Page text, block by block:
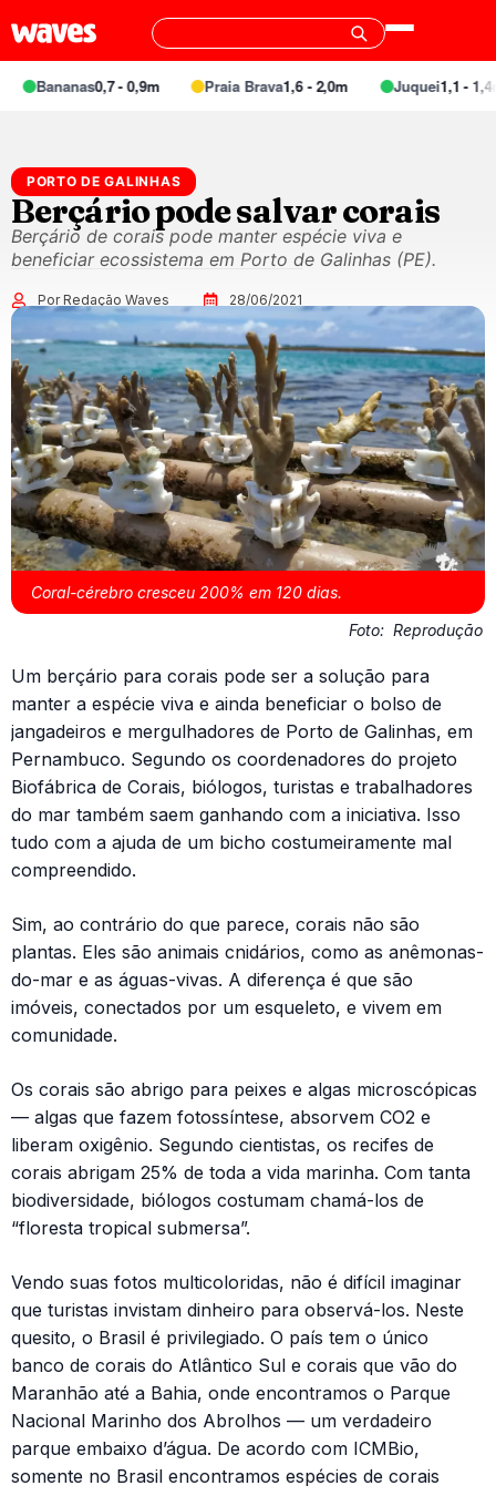
Bananas0,7 - 0,9m Praia Brava1,6 - 2,0m Juquei1,1 - 1,4m
PORTO DE GALINHAS
Berçário pode salvar corais
Berçário de corais pode manter espécie viva e
beneficiar ecossistema em Porto de Galinhas (PE).
Por Redação Waves 28/06/2021
Coral-cérebro cresceu 200% em 120 dias.
Foto: Reprodução
Um berçário para corais pode ser a solução para
manter a espécie viva e ainda beneficiar o bolso de
jangadeiros e mergulhadores de Porto de Galinhas, em
Pernambuco. Segundo os coordenadores do projeto
Biofábrica de Corais, biólogos, turistas e trabalhadores
do mar também saem ganhando com a iniciativa. Isso
tudo com a ajuda de um bicho costumeiramente mal
compreendido.
Sim, ao contrário do que parece, corais não são
plantas. Eles são animais cnidários, como as anêmonas-
do-mar e as águas-vivas. A diferença é que são
imóveis, conectados por um esqueleto, e vivem em
comunidade.
Os corais são abrigo para peixes e algas microscópicas
— algas que fazem fotossíntese, absorvem CO2 e
liberam oxigênio. Segundo cientistas, os recifes de
corais abrigam 25% de toda a vida marinha. Com tanta
biodiversidade, biólogos costumam chamá-los de
“floresta tropical submersa”.
Vendo suas fotos multicoloridas, não é difícil imaginar
que turistas invistam dinheiro para observá-los. Neste
quesito, o Brasil é privilegiado. O país tem o único
banco de corais do Atlântico Sul e corais que vão do
Maranhão até a Bahia, onde encontramos o Parque
Nacional Marinho dos Abrolhos — um verdadeiro
parque embaixo d’água. De acordo com ICMBio,
somente no Brasil encontramos espécies de corais